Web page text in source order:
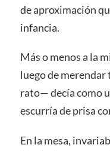
de aproximación
infancia.
Más o menos a la
luego de
rato— decía como
escurría de prisa
En la mesa,